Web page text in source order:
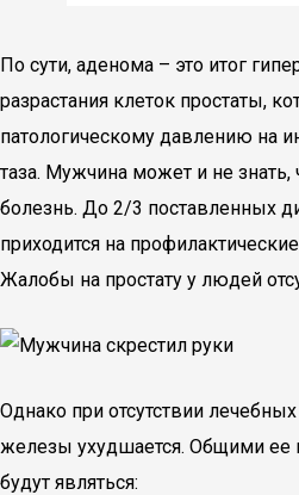
По сути, аденома – это итог
разрастания клеток простаты,
патологическому давлению на
таза. Мужчина может и не знать,
болезнь. До 2/3 поставленных
приходится на
Жалобы на простату у людей
Однако при отсутствии
железы ухудшается. Общими ее
будут являться: